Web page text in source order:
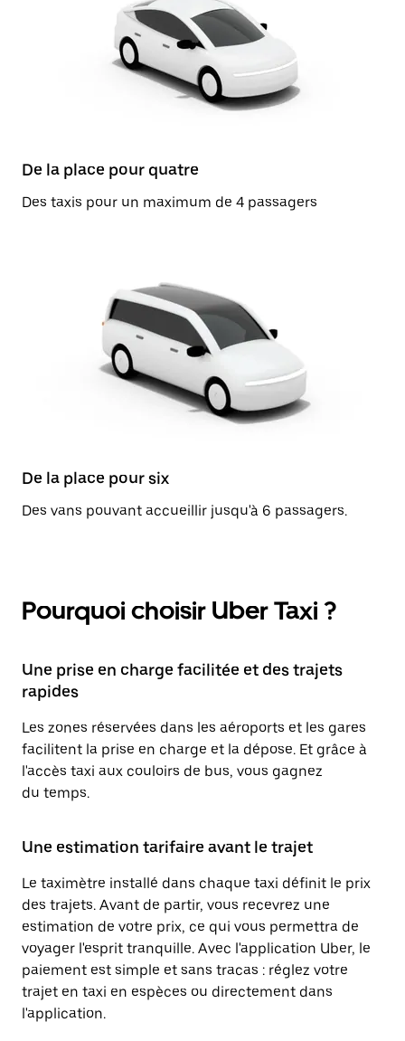
De la place pour quatre
Des taxis pour un maximum de 4 passagers
De la place pour six
Des vans pouvant accueillir jusqu'à 6 passagers.
Pourquoi choisir Uber Taxi ?
Une prise en charge facilitée et des trajets
rapides
Les zones réservées dans les aéroports et les gares
facilitent la prise en charge et la dépose. Et grâce à
l'accès taxi aux couloirs de bus, vous gagnez
du temps.
Une estimation tarifaire avant le trajet
Le taximètre installé dans chaque taxi définit le prix
des trajets. Avant de partir, vous recevrez une
estimation de votre prix, ce qui vous permettra de
voyager l'esprit tranquille. Avec l'application Uber, le
paiement est simple et sans tracas : réglez votre
trajet en taxi en espèces ou directement dans
l'application.